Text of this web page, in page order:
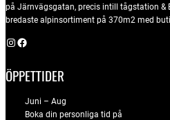
på Järnvägsgatan, precis intill tågstation &
bredaste alpinsortiment på 370m2 med
Instagram Facebook
ÖPPETTIDER
Juni – Aug
Boka din personliga tid på